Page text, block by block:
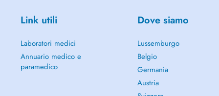
Link utili
Laboratori medici
Annuario medico e
paramedico
Dove siamo
Lussemburgo
Belgio
Germania
Austria